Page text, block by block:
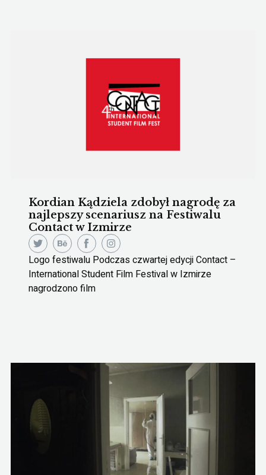
Kordian Kądziela zdobył nagrodę za
najlepszy scenariusz na Festiwalu
Contact w Izmirze
Logo festiwalu Podczas czwartej edycji Contact –
International Student Film Festival w Izmirze
nagrodzono film